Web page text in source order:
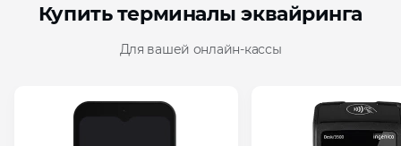
Купить терминалы эквайринга
Для вашей онлайн‑кассы